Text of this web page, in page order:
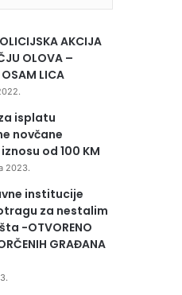
AKCIJA
OLOVA –
OSAM LICA
isplatu
novčane
od 100 KM
2023.
institucije
za nestalim
-OTVORENO
GRAĐANA